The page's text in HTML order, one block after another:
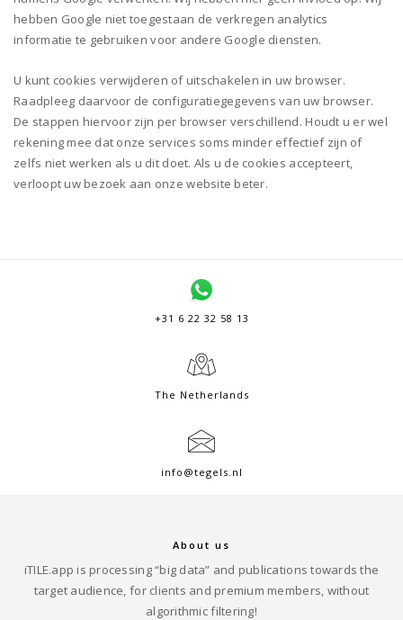
hebben Google niet toegestaan de verkregen analytics
informatie te gebruiken voor andere Google diensten.
U kunt cookies verwijderen of uitschakelen in uw browser.
Raadpleeg daarvoor de configuratiegegevens van uw browser.
De stappen hiervoor zijn per browser verschillend. Houdt u er wel
rekening mee dat onze services soms minder effectief zijn of
zelfs niet werken als u dit doet. Als u de cookies accepteert,
verloopt uw bezoek aan onze website beter.
+31 6 22 32 58 13
The Netherlands
info@tegels.nl
About us
iTILE.app is processing “big data” and publications towards the
target audience, for clients and premium members, without
algorithmic filtering!